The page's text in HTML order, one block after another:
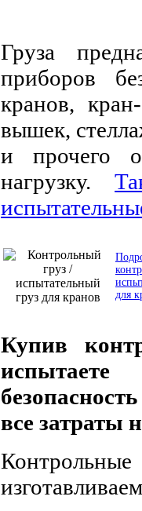
Груза
приборов
кранов,
вышек,
и прочего
нагрузку.
для
Купив
все затраты
Контрольные